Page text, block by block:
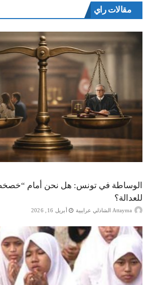
مقالات راي
الوساطة في تونس: هل نحن أمام
للعدالة؟
Attayma الشاذلي عرايبية أبريل 16, 2026